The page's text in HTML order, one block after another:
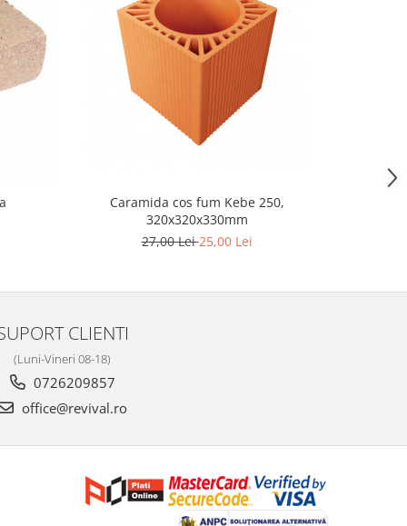
Caramida cos fum Kebe 250,
320x320x330mm
27,00 Lei25,00 Lei
CLIENTI
(Luni-Vineri 08-18)
0726209857
office@revival.ro